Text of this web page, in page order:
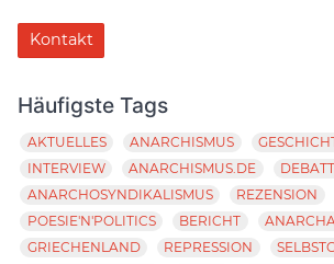
Kontakt
Häufigste Tags
AKTUELLES ANARCHISMUS
INTERVIEW
ANARCHISMUS.DE
ANARCHOSYNDIKALISMUS
REZENSION
POESIE'N'POLITICS
BERICHT
GRIECHENLAND
REPRESSION